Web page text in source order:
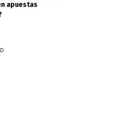
apuestas